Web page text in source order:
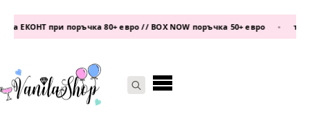
при поръчка 80+ евро // BOX NOW поръчка 50+ евро